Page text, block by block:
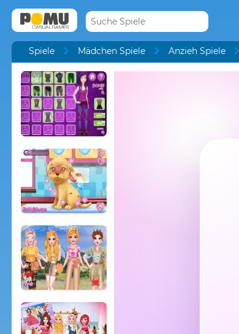
Spiele Mädchen Spiele Anzieh Spiele